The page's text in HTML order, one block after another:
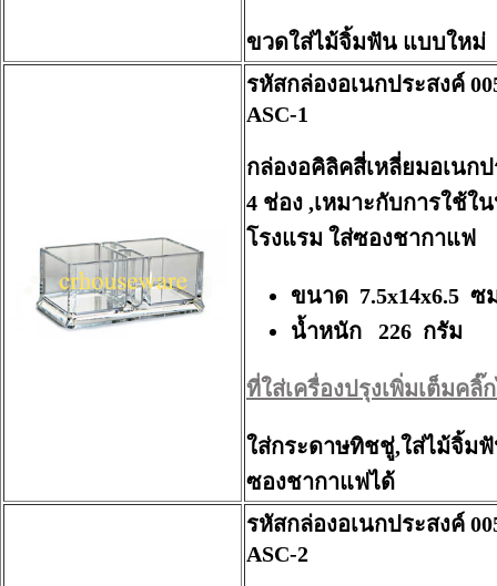
ขวดใส่ไม้จิ้มฟัน แบบใหม่
รหัสกล่องอเนกประสงค์
ASC-1
กล่องอคิลิคสี่เหลี่ยมอเนก
4 ช่อง ,เหมาะกับการใช้ใ
โรงแรม ใส่ซองชากาแฟ
ขนาด 7.5x14x6.5 ซ
น้ำหนัก 226 กรัม
ที่ใส่เครื่องปรุงเพิ่มเต็มคลิ๊
ใส่กระดาษทิชชู่,ใส่ไม้จิ้ม
ซองชากาแฟได้
รหัสกล่องอเนกประสงค์
ASC-2